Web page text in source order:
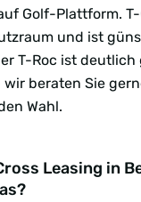
Golf-Plattform.
und ist
T-Roc ist deutlich
beraten Sie
Wahl.
Leasing in